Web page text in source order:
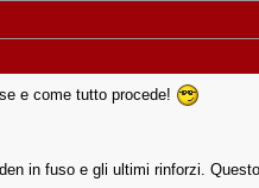
e come tutto procede!
in fuso e gli ultimi rinforzi.